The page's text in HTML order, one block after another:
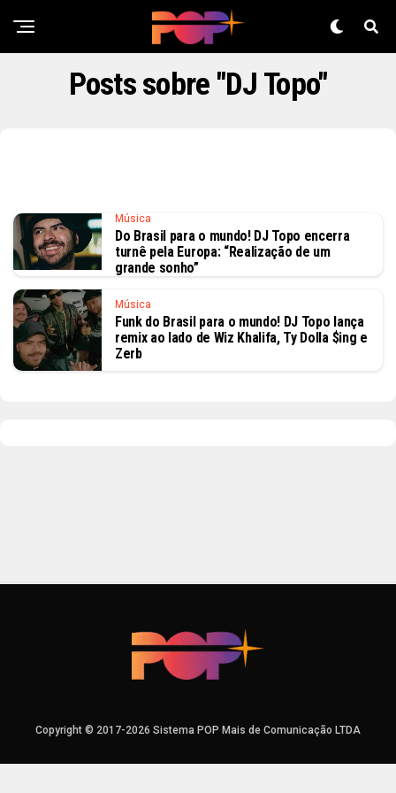
Posts sobre "DJ Topo"
Música
Do Brasil para o mundo! DJ Topo encerra
turnê pela Europa: “Realização de um
grande sonho”
Música
Funk do Brasil para o mundo! DJ Topo lança
remix ao lado de Wiz Khalifa, Ty Dolla $ing e
Zerb
Copyright © 2017-2026 Sistema POP Mais de Comunicação LTDA